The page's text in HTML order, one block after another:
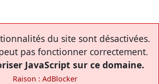
du site sont désactivées.
pas fonctionner correctement.
JavaScript sur ce domaine.
Raison : AdBlocker